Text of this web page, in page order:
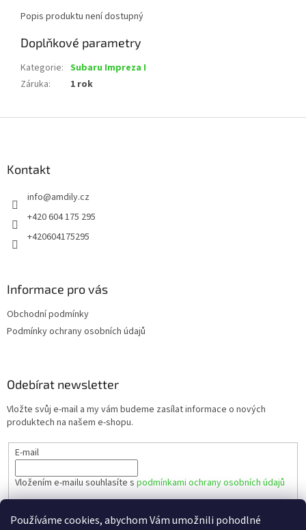
Používáme cookies, abychom Vám umožnili pohodlné
Popis produktu není dostupný
Doplňkové parametry
Kategorie: Subaru Impreza I
Záruka: 1 rok
Kontakt
info@amdily.cz
+420 604 175 295
+420604175295
Informace pro vás
Obchodní podmínky
Podmínky ochrany osobních údajů
Odebírat newsletter
Vložte svůj e-mail a my vám budeme zasílat informace o nových
produktech na našem e-shopu.
E-mail
Vložením e-mailu souhlasíte s podmínkami ochrany osobních údajů
PŘIHLÁSIT SE